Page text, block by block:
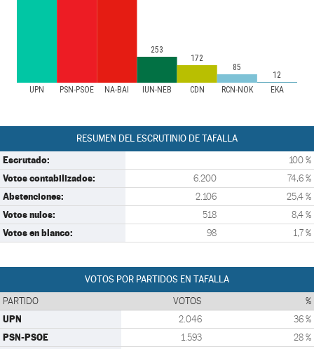
UPN PSN-PSOE NA-BAI IUN-NEB CDN RCN-NOK EKA
253
172
85
12
RESUMEN DEL ESCRUTINIO DE TAFALLA
Escrutado: 100 %
Votos contabilizados: 6.200 74,6 %
Abstenciones: 2.106 25,4 %
Votos nulos: 518 8,4 %
Votos en blanco: 98 1,7 %
VOTOS POR PARTIDOS EN TAFALLA
PARTIDO VOTOS %
UPN 2.046 36 %
PSN-PSOE 1.593 28 %